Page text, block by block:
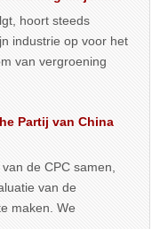
hoort steeds
industrie op voor het
van vergroening
Partij van China
de CPC samen,
van de
maken. We